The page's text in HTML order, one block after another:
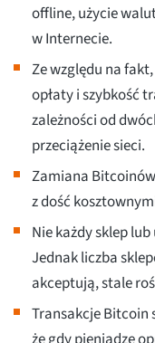
offline, użycie
w Internecie.
Ze względu na
opłaty i szybkość
zależności od
przeciążenie sieci.
Zamiana
z dość
Nie każdy sklep
Jednak liczba
akceptują, stale
Transakcje Bitcoin